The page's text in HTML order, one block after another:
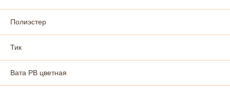
Полиэстер
Тик
Вата РВ цветная